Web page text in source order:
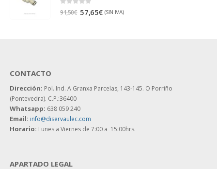
0 out of 5
91,50€ 57,65€ (SIN IVA)
CONTACTO
Dirección: Pol. Ind. A Granxa Parcelas, 143-145. O Porriño
(Pontevedra). C.P.:36400
Whatsapp: 638 059 240
Email: info@diservaulec.com
Horario: Lunes a Viernes de 7:00 a 15:00hrs.
APARTADO LEGAL